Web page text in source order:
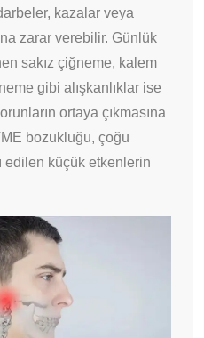
kazalar veya
zarar verebilir. Günlük
sakız çiğneme, kalem
gibi alışkanlıklar ise
ortaya çıkmasına
bozukluğu, çoğu
edilen küçük etkenlerin